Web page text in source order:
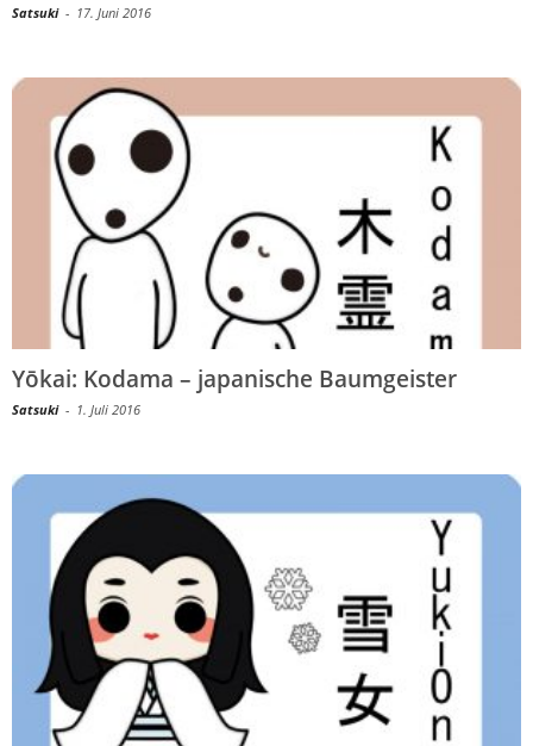
Satsuki - 17. Juni 2016
Yōkai: Kodama – japanische Baumgeister
Satsuki - 1. Juli 2016